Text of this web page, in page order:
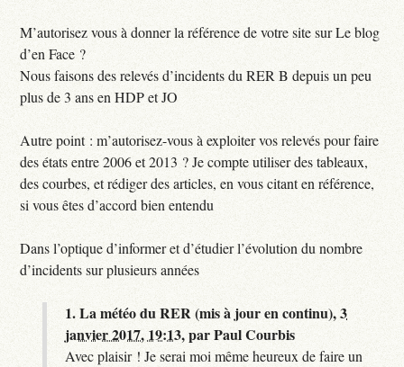
M’autorisez vous à donner la référence de votre site sur Le blog
d’en Face ?
Nous faisons des relevés d’incidents du RER B depuis un peu
plus de 3 ans en HDP et JO
Autre point : m’autorisez-vous à exploiter vos relevés pour faire
des états entre 2006 et 2013 ? Je compte utiliser des tableaux,
des courbes, et rédiger des articles, en vous citant en référence,
si vous êtes d’accord bien entendu
Dans l’optique d’informer et d’étudier l’évolution du nombre
d’incidents sur plusieurs années
1.La météo du RER (mis à jour en continu),3
janvier 2017, 19:13,parPaul Courbis
Avec plaisir ! Je serai moi même heureux de faire un